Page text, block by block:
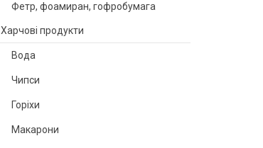
Фетр, фоамиран, гофробумага
Харчові продукти
Вода
Чипси
Горіхи
Макарони